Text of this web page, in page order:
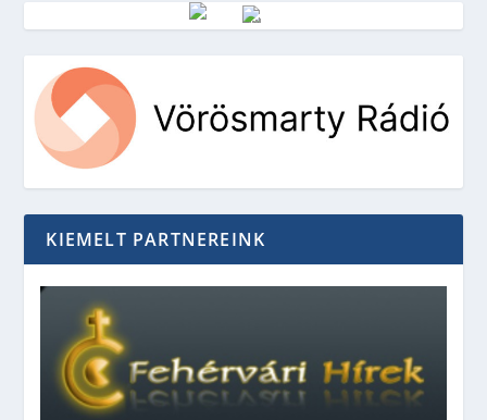
Vörösmarty Rádió
KIEMELT PARTNEREINK